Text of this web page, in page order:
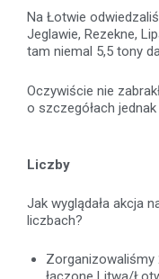
Na Łotwie
Jeglawie, Rezekne,
tam niemal 5,5 tony
Oczywiście nie
o szczegółach
Liczby
Jak wyglądała akcja
liczbach?
Zorganizowaliśmy